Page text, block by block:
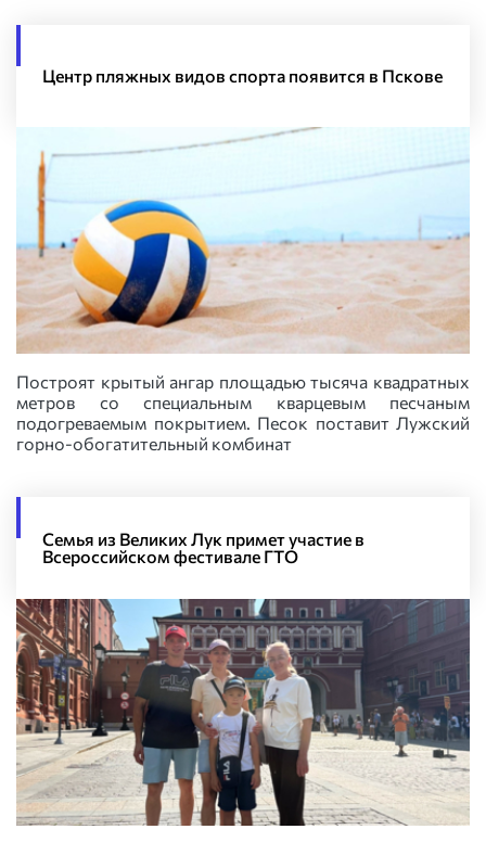
Центр пляжных видов спорта появится в Пскове
Построят крытый ангар площадью тысяча квадратных
метров со специальным кварцевым песчаным
подогреваемым покрытием. Песок поставит Лужский
горно-обогатительный комбинат
Семья из Великих Лук примет участие в
Всероссийском фестивале ГТО